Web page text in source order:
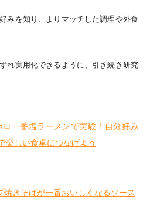
みを知り、よりマッチした調理や外食
れ実用化できるように、引き続き研究
ロ一番塩ラーメンで実験！自分好み
楽しい食卓につなげよう
焼きそばが一番おいしくなるソース